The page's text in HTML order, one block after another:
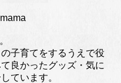
の子育てをするうえで役
良かったグッズ・気に
ています。